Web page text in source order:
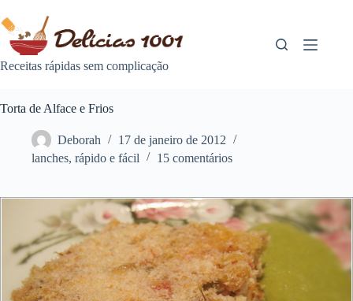
para
conteúdo
Receitas rápidas sem complicação
Torta de Alface e Frios
Deborah
17 de janeiro de 2012
lanches, rápido e fácil 15 comentários